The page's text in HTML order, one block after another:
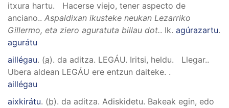
itxura hartu. Hacerse viejo, tener aspecto de
anciano.. Aspaldixan ikusteke neukan Lezarriko
Gillermo, eta ziero aguratuta billau dot.. Ik. agúrazartu.
agurátu
aillégau. (a). da aditza. LEGÁU. Iritsi, heldu. Llegar..
Ubera aldean LEGÁU ere entzun daiteke. .
aillégau
aixkirátu. (b). da aditza. Adiskidetu. Bakeak egin, edo